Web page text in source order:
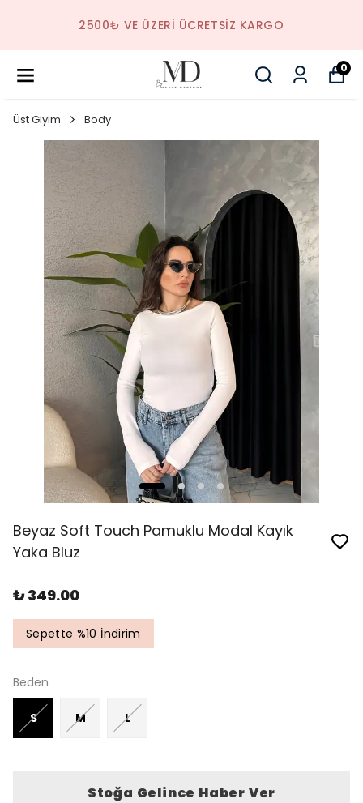
2500₺ VE ÜZERI ÜCRETSIZ KARGO
0
Üst Giyim Body
Beyaz Soft Touch Pamuklu Modal Kayık
Yaka Bluz
₺ 349.00
Sepette %10 İndirim
Beden
S M L
Stoğa Gelince Haber Ver